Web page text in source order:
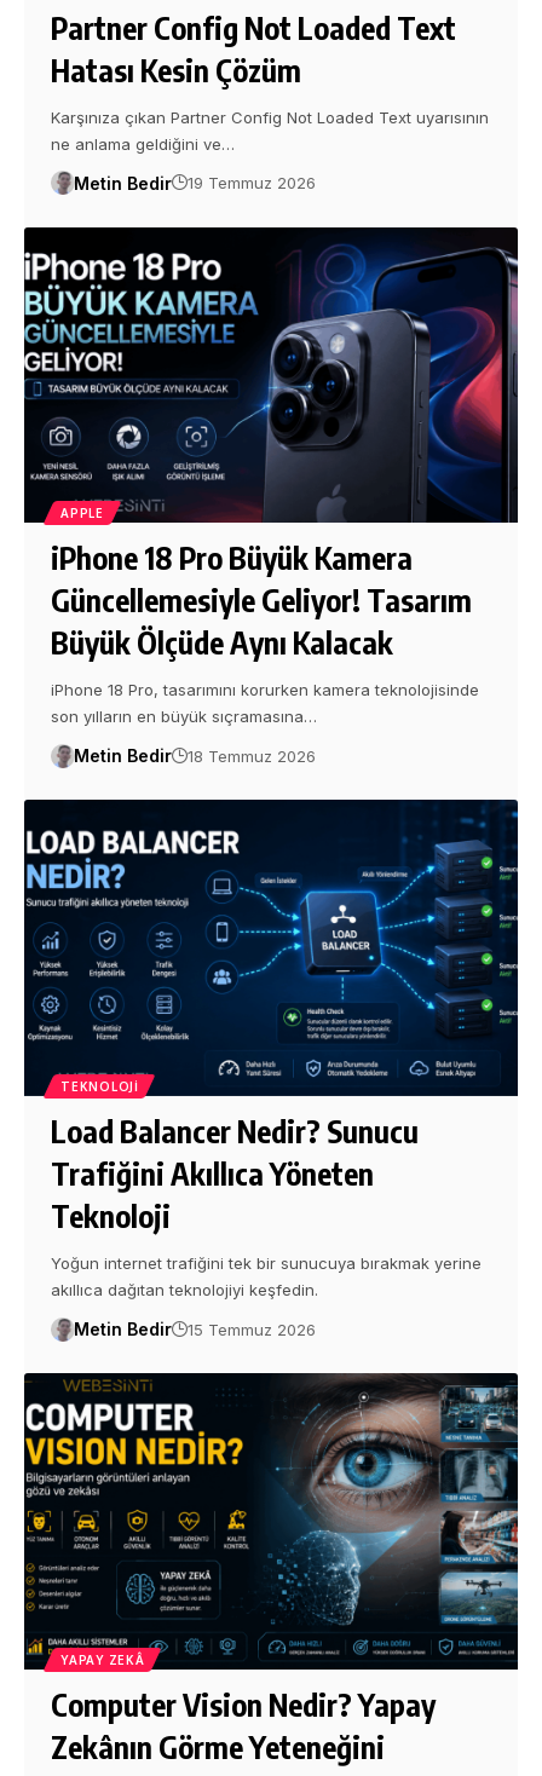
Partner Config Not Loaded Text
Hatası Kesin Çözüm
Karşınıza çıkan Partner Config Not Loaded Text uyarısının
ne anlama geldiğini ve…
Metin Bedir 19 Temmuz 2026
APPLE
iPhone 18 Pro Büyük Kamera
Güncellemesiyle Geliyor! Tasarım
Büyük Ölçüde Aynı Kalacak
iPhone 18 Pro, tasarımını korurken kamera teknolojisinde
son yılların en büyük sıçramasına…
Metin Bedir 18 Temmuz 2026
TEKNOLOJI
Load Balancer Nedir? Sunucu
Trafiğini Akıllıca Yöneten
Teknoloji
Yoğun internet trafiğini tek bir sunucuya bırakmak yerine
akıllıca dağıtan teknolojiyi keşfedin.
Metin Bedir 15 Temmuz 2026
YAPAY ZEKÂ
Computer Vision Nedir? Yapay
Zekânın Görme Yeteneğini